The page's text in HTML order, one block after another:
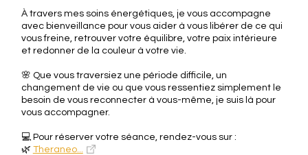
À travers mes soins énergétiques, je vous accompagne
avec bienveillance pour vous aider à vous libérer de ce qui
vous freine, retrouver votre équilibre, votre paix intérieure
et redonner de la couleur à votre vie.
🌸 Que vous traversiez une période difficile, un
changement de vie ou que vous ressentiez simplement le
besoin de vous reconnecter à vous-même, je suis là pour
vous accompagner.
💻 Pour réserver votre séance, rendez-vous sur :
🌿 Theraneo...